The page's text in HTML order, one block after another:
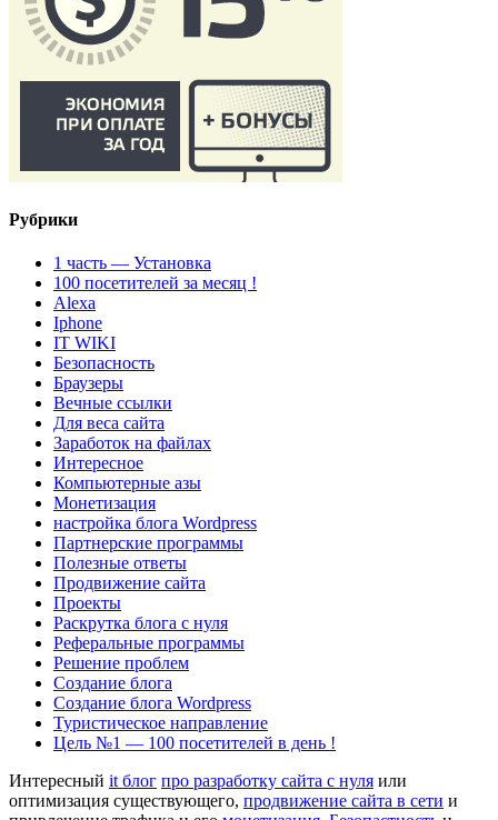
Рубрики
1 часть — Установка
100 посетителей за месяц !
Alexa
Iphone
IT WIKI
Безопасность
Браузеры
Вечные ссылки
Для веса сайта
Заработок на файлах
Интересное
Компьютерные азы
Монетизация
настройка блога Wordpress
Партнерские программы
Полезные ответы
Продвижение сайта
Проекты
Раскрутка блога с нуля
Реферальные программы
Решение проблем
Создание блога
Создание блога Wordpress
Туристическое направление
Цель №1 — 100 посетителей в день !
Интересный it блог про разработку сайта с нуля или
оптимизация существующего, продвижение сайта в сети и